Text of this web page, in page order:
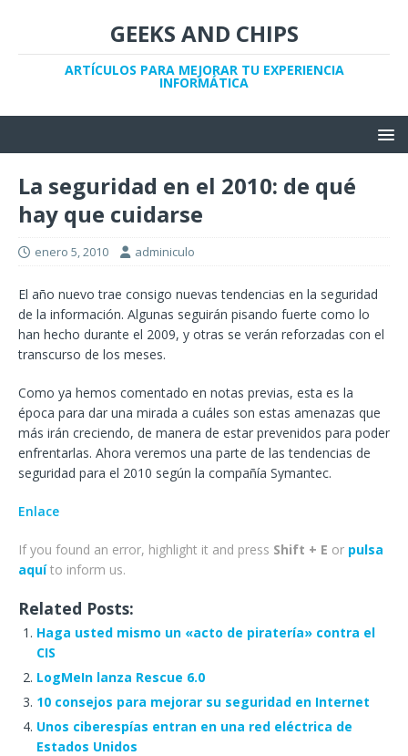
GEEKS AND CHIPS
ARTÍCULOS PARA MEJORAR TU EXPERIENCIA
INFORMÁTICA
La seguridad en el 2010: de qué
hay que cuidarse
enero 5, 2010 adminiculo
El año nuevo trae consigo nuevas tendencias en la seguridad
de la información. Algunas seguirán pisando fuerte como lo
han hecho durante el 2009, y otras se verán reforzadas con el
transcurso de los meses.
Como ya hemos comentado en notas previas, esta es la
época para dar una mirada a cuáles son estas amenazas que
más irán creciendo, de manera de estar prevenidos para poder
enfrentarlas. Ahora veremos una parte de las tendencias de
seguridad para el 2010 según la compañía Symantec.
Enlace
If you found an error, highlight it and press Shift + E or pulsa
aquíto inform us.
Related Posts:
Haga usted mismo un «acto de piratería» contra el
CIS
LogMeIn lanza Rescue 6.0
10 consejos para mejorar su seguridad en Internet
Unos ciberespías entran en una red eléctrica de
Estados Unidos